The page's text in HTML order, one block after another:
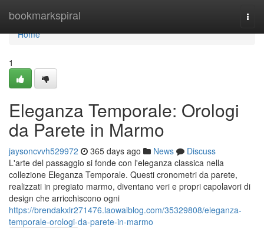
bookmarkspiral
Home
Home
1
Eleganza Temporale: Orologi
da Parete in Marmo
jaysoncvvh529972 365 days ago News
Discuss
L'arte del passaggio si fonde con l'eleganza classica nella
collezione Eleganza Temporale. Questi cronometri da parete,
realizzati in pregiato marmo, diventano veri e propri capolavori di
design che arricchiscono ogni
https://brendakxlr271476.laowaiblog.com/35329808/eleganza-
temporale-orologi-da-parete-in-marmo